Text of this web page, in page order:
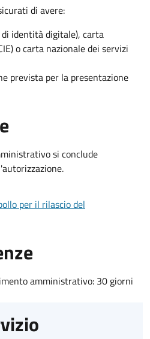
di avere:
di identità digitale), carta
o carta nazionale dei servizi
prevista per la presentazione
si conclude
per il rilascio del
amministrativo: 30 giorni